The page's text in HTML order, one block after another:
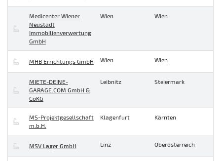
Medicenter Wiener
Neustadt
Immobilienverwertung
GmbH
Wien Wien
MHB Errichtungs GmbH Wien Wien
MIETE-DEINE-
GARAGE.COM GmbH &
CoKG
Leibnitz Steiermark
MS-Projektgesellschaft
m.b.H.
Klagenfurt Kärnten
MSV Lager GmbH Linz Oberösterreich